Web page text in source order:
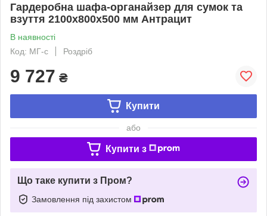
Гардеробна шафа-органайзер для сумок та
взуття 2100х800х500 мм Антрацит
В наявності
Код: МГ-с
Роздріб
9 727 ₴
Купити
або
Купити з
Що таке купити з Пром?
Замовлення під захистом